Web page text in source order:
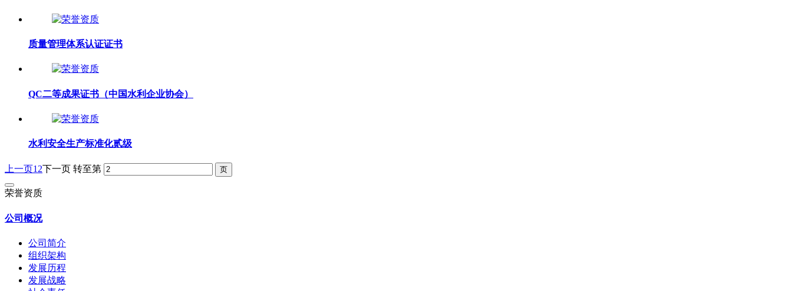
质量管理体系认证证书
QC二等成果证书（中国水利企业协会）
水利安全生产标准化贰级
上一页 12 下一页 转至第
荣誉资质
公司概况
公司简介
组织架构
发展历程
发展战略